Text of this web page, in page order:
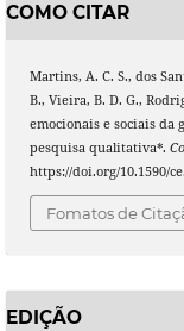
COMO CITAR
Martins, A. C. S., dos
B., Vieira, B. D. G.,
emocionais e sociais da
pesquisa qualitativa*.
https://doi.org/10.1590/
Fomatos de
EDIÇÃO